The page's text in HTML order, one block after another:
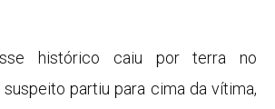
histórico caiu por terra no
partiu para cima da vítima,